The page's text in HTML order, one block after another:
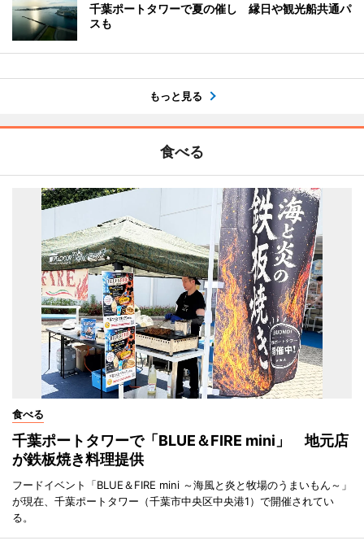
千葉ポートタワーで夏の催し 縁日や観光船共通パ
スも
もっと見る
食べる
食べる
千葉ポートタワーで「BLUE＆FIRE mini」 地元店
が鉄板焼き料理提供
フードイベント「BLUE＆FIRE mini ～海風と炎と牧場のうまいもん～」
が現在、千葉ポートタワー（千葉市中央区中央港1）で開催されてい
る。